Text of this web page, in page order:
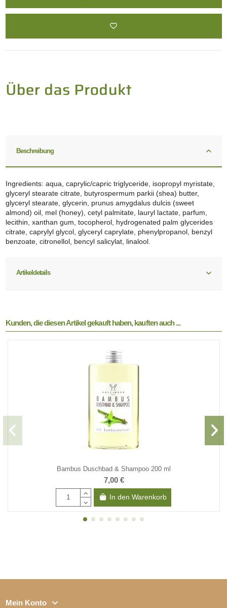
Beschreibung
Ingredients: aqua, caprylic/capric triglyceride, isopropyl myristate,
glyceryl stearate citrate, butyrospermum parkii (shea) butter,
glyceryl stearate, glycerin, prunus amygdalus dulcis (sweet
almond) oil, mel (honey), cetyl palmitate, lauryl lactate, parfum,
lecithin, xanthan gum, tocopherol, hydrogenated palm glycerides
citrate, caprylyl glycol, glyceryl caprylate, phenylpropanol, benzyl
benzoate, citronellol, bencyl salicylat, linalool.
Artikeldetails
Kunden, die diesen Artikel gekauft haben, kauften auch ...
Bambus Duschbad & Shampoo 200 ml
7,00 €
In den Warenkorb
Mein Konto